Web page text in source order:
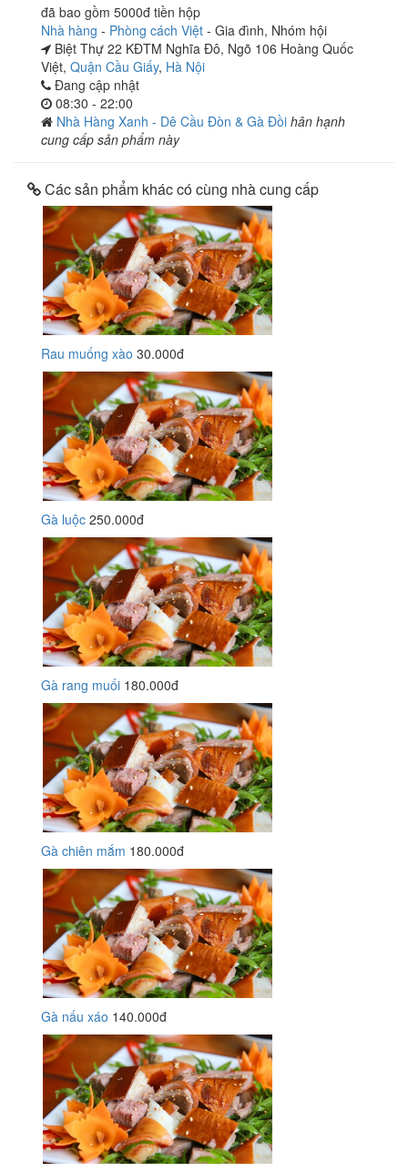
đã bao gồm 5000đ tiền hộp
Nhà hàng - Phòng cách Việt - Gia đình, Nhóm hội
Biệt Thự 22 KĐTM Nghĩa Đô, Ngõ 106 Hoàng Quốc
Việt, Quận Cầu Giấy, Hà Nội
Đang cập nhật
08:30 - 22:00
Nhà Hàng Xanh - Dê Cầu Đòn & Gà Đồi hân hạnh
cung cấp sản phẩm này
Các sản phẩm khác có cùng nhà cung cấp
Rau muống xào 30.000đ
Gà luộc 250.000đ
Gà rang muối 180.000đ
Gà chiên mắm 180.000đ
Gà nấu xáo 140.000đ